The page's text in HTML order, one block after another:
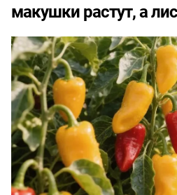
макушки растут, а